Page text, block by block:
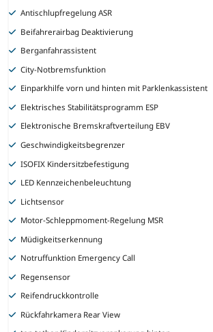
Antischlupfregelung ASR
Beifahrerairbag Deaktivierung
Berganfahrassistent
City-Notbremsfunktion
Einparkhilfe vorn und hinten mit Parklenkassistent
Elektrisches Stabilitätsprogramm ESP
Elektronische Bremskraftverteilung EBV
Geschwindigkeitsbegrenzer
ISOFIX Kindersitzbefestigung
LED Kennzeichenbeleuchtung
Lichtsensor
Motor-Schleppmoment-Regelung MSR
Müdigkeitserkennung
Notruffunktion Emergency Call
Regensensor
Reifendruckkontrolle
Rückfahrkamera Rear View